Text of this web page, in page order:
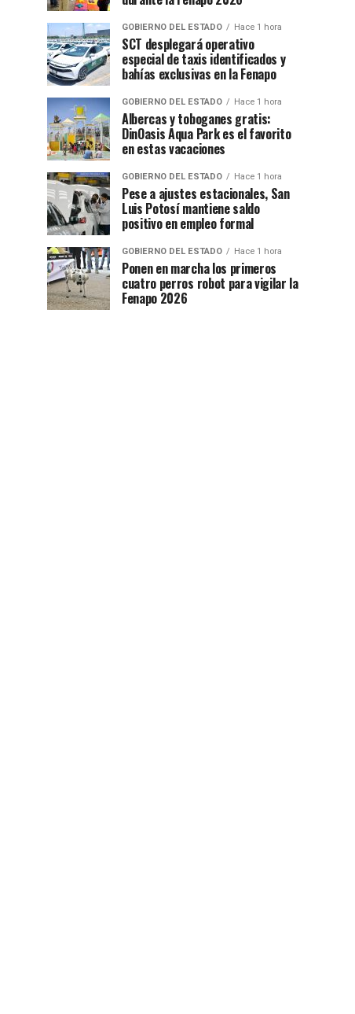
GOBIERNO DEL ESTADO Hace 1 hora
SCT desplegará operativo
especial de taxis identificados y
bahías exclusivas en la Fenapo
GOBIERNO DEL ESTADO Hace 1 hora
Albercas y toboganes gratis:
DinOasis Aqua Park es el favorito
en estas vacaciones
GOBIERNO DEL ESTADO Hace 1 hora
Pese a ajustes estacionales, San
Luis Potosí mantiene saldo
positivo en empleo formal
GOBIERNO DEL ESTADO Hace 1 hora
Ponen en marcha los primeros
cuatro perros robot para vigilar la
Fenapo 2026